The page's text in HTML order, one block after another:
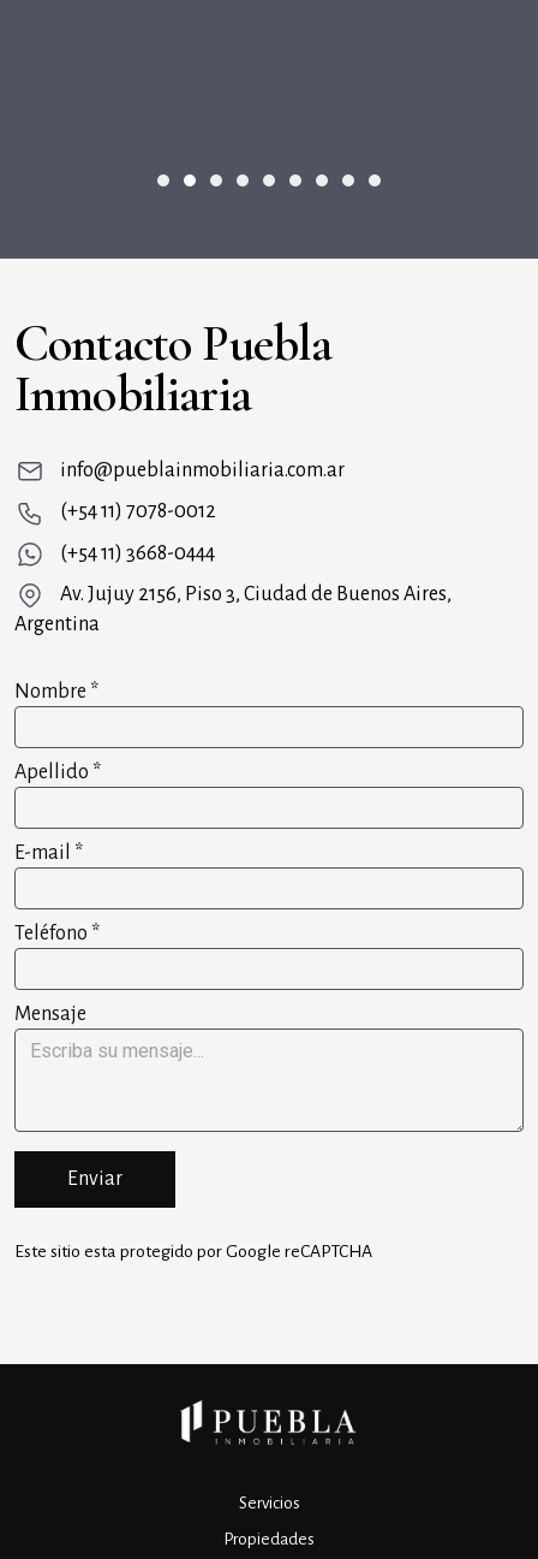
Contacto Puebla
Inmobiliaria
info@pueblainmobiliaria.com.ar
(+54 11) 7078-0012
(+54 11) 3668-0444
Av. Jujuy 2156, Piso 3, Ciudad de Buenos Aires,
Argentina
Nombre *
Apellido *
E-mail *
Teléfono *
Mensaje
Enviar
Este sitio esta protegido por Google reCAPTCHA
Servicios
Propiedades